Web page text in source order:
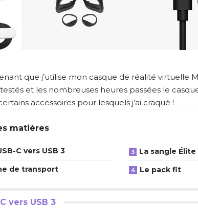
que j’utilise mon casque de réalité virtuelle
et les nombreuses heures passées le
accessoires pour lesquels j’ai craqué !
matières
C vers USB 3
de transport
La sangle Élite
Le pack fit
vers USB 3